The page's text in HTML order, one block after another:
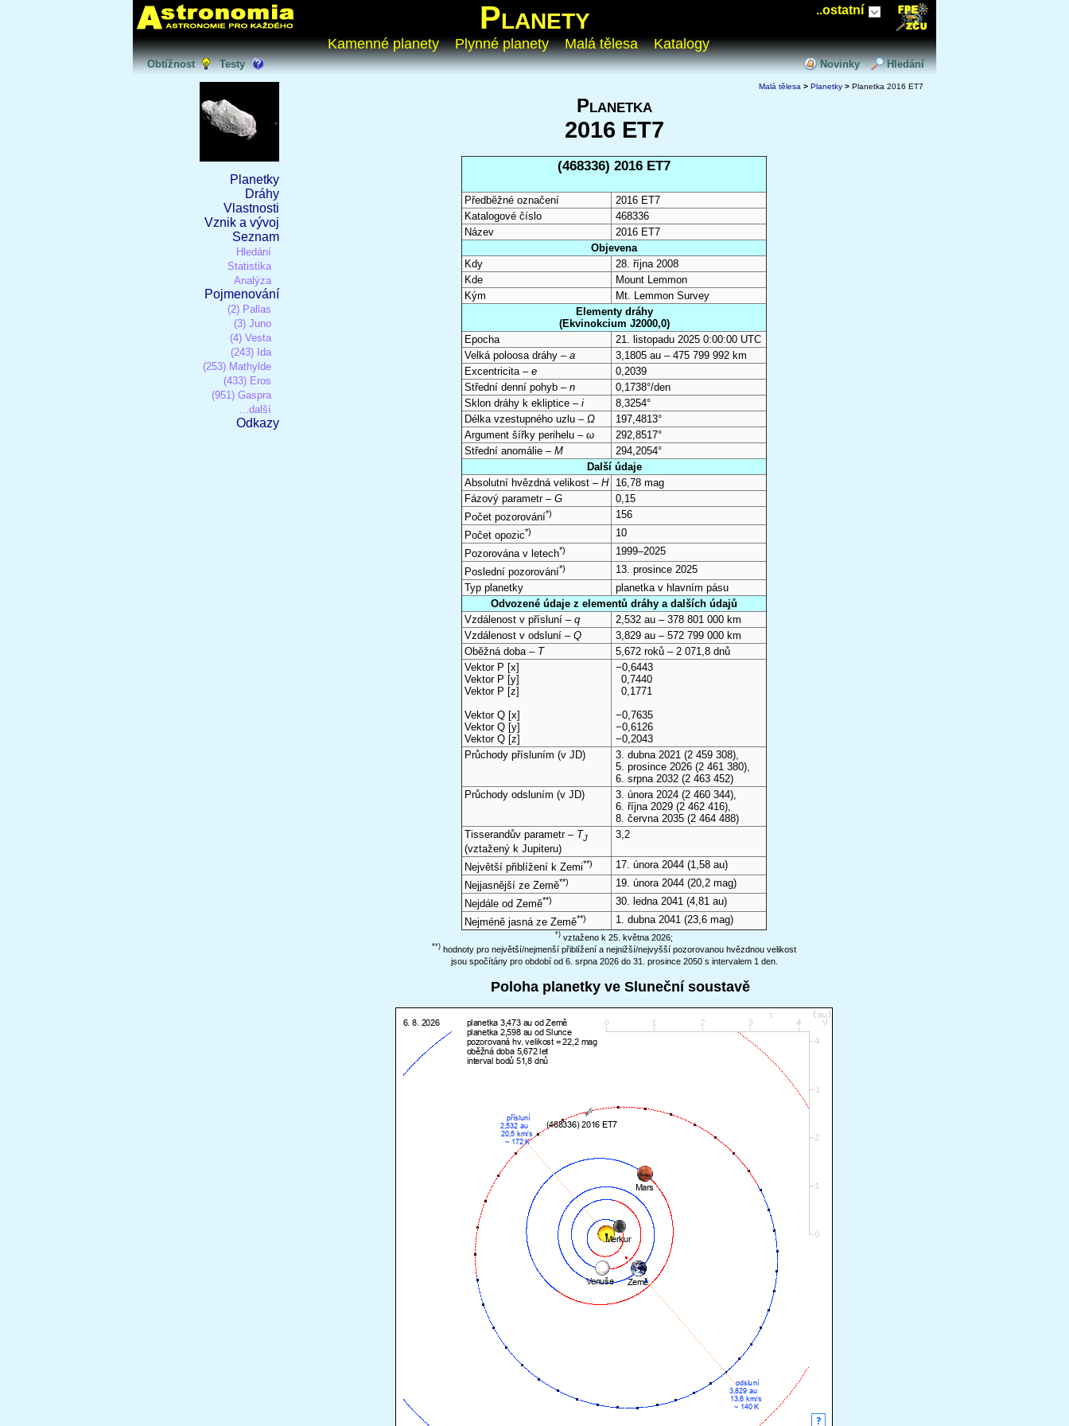
..ostatní
Planety
Kamenné planety Plynné planety Malá tělesa Katalogy
Obtížnost Testy Novinky Hledání
Planetky
Dráhy
Vlastnosti
Vznik a vývoj
Seznam
Hledání
Statistika
Analýza
Pojmenování
(2) Pallas
(3) Juno
(4) Vesta
(243) Ida
(253) Mathylde
(433) Eros
(951) Gaspra
...další
Odkazy
Malá tělesa > Planetky > Planetka 2016 ET7
Planetka
2016 ET7
(468336) 2016 ET7
Předběžné označení
2016 ET7
Katalogové číslo
468336
Název
2016 ET7
Objevena
Kdy
28. října 2008
Kde
Mount Lemmon
Kým
Mt. Lemmon Survey
Elementy dráhy
(Ekvinokcium J2000,0)
Epocha
21. listopadu 2025 0:00:00 UTC
Velká poloosa dráhy – a
3,1805 au – 475 799 992 km
Excentricita – e
0,2039
Střední denní pohyb – n
0,1738°/den
Sklon dráhy k ekliptice – i
8,3254°
Délka vzestupného uzlu – Ω
197,4813°
Argument šířky perihelu – ω
292,8517°
Střední anomálie – M
294,2054°
Další údaje
Absolutní hvězdná velikost – H
16,78 mag
Fázový parametr – G
0,15
Počet pozorování*)
156
Počet opozic*)
10
Pozorována v letech*)
1999–2025
Poslední pozorování*)
13. prosince 2025
Typ planetky
planetka v hlavním pásu
Odvozené údaje z elementů dráhy a dalších údajů
Vzdálenost v přísluní – q
2,532 au – 378 801 000 km
Vzdálenost v odsluní – Q
3,829 au – 572 799 000 km
Oběžná doba – T
5,672 roků – 2 071,8 dnů
Vektor P [x]
Vektor P [y]
Vektor P [z]
Vektor Q [x]
Vektor Q [y]
Vektor Q [z]
−0,6443
0,7440
0,1771
−0,7635
−0,6126
−0,2043
Průchody přísluním (v JD) 3. dubna 2021 (2 459 308),
5. prosince 2026 (2 461 380),
6. srpna 2032 (2 463 452)
Průchody odsluním (v JD) 3. února 2024 (2 460 344),
6. října 2029 (2 462 416),
8. června 2035 (2 464 488)
Tisserandův parametr – TJ
(vztažený k Jupiteru)
3,2
Největší přiblížení k Zemi**) 17. února 2044 (1,58 au)
Nejjasnější ze Země**) 19. února 2044 (20,2 mag)
Nejdále od Země**) 30. ledna 2041 (4,81 au)
Nejméně jasná ze Země**) 1. dubna 2041 (23,6 mag)
*) vztaženo k 25. května 2026;
**) hodnoty pro největší/nejmenší přiblížení a nejnižší/nejvyšší pozorovanou hvězdnou velikost
jsou spočítány pro období od 6. srpna 2026 do 31. prosince 2050 s intervalem 1 den.
Poloha planetky ve Sluneční soustavě